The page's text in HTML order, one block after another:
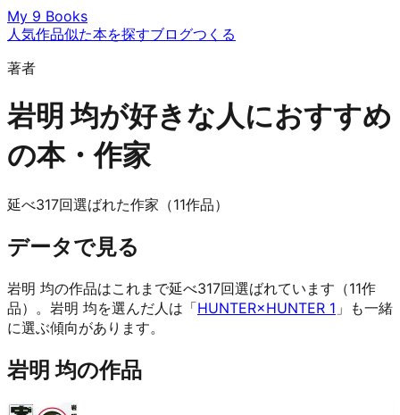
My 9 Books
人気作品似た本を探すブログつくる
著者
岩明 均が好きな人におすすめ
の本・作家
延べ317回選ばれた作家（11作品）
データで見る
岩明 均の作品はこれまで延べ317回選ばれています（11作
品）。岩明 均を選んだ人は「HUNTER×HUNTER 1 」も一緒
に選ぶ傾向があります。
岩明 均の作品